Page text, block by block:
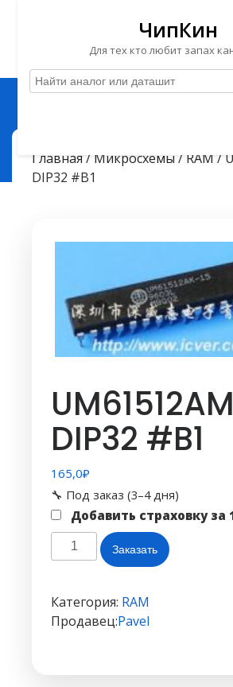
Перейти
содержимому
ЧипКин
Для тех кто любит запах
ЧипКин> > UM61512AM-15 DIP32
Главная/ Микросхемы/ RAM /
DIP32 #B1
DIP32 #B1
165,0₽
🔧 Под заказ (3–4 дня)
Добавить страховку за
Количество
товара
15
DIP32
Заказать
Категория: RAM
Продавец:Pavel